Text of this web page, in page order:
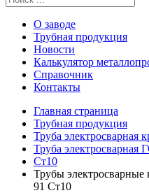
О заводе
Трубная продукция
Новости
Калькулятор
Справочник
Контакты
Главная страница
Трубная продукция
Труба электросварная
Труба электросварная
Ст10
Трубы
91 Ст10